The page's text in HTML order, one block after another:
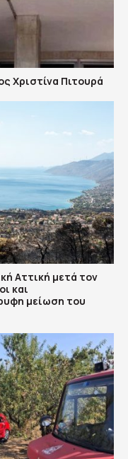
Χριστίνα Πιτουρά
Αττική μετά τον
και
μείωση του